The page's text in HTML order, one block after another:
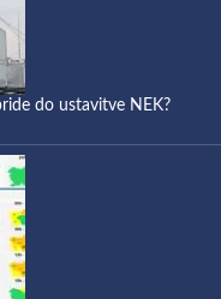
do ustavitve NEK?